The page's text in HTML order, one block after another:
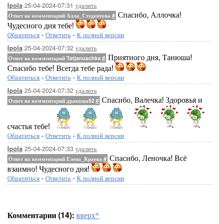
Ipola 25-04-2024-07:31 удалить
Ответ на комментарий Алла_Студентова # Спасибо, Аллочка!
Чудесного дня тебе!
Обратиться - Ответить - К полной версии
Ipola 25-04-2024-07:32 удалить
Ответ на комментарий Tatjanuschka # Приятного дня, Танюша!
Спасибо тебе! Всегда тебе рада!
Обратиться - Ответить - К полной версии
Ipola 25-04-2024-07:32 удалить
Ответ на комментарий дракоша52 # Спасибо, Валечка! Здоровья и
счастья тебе!
Обратиться - Ответить - К полной версии
Ipola 25-04-2024-07:33 удалить
Ответ на комментарий Елена_Краева # Спасибо, Леночка! Всё
взаимно! Чудесного дня!
Обратиться - Ответить - К полной версии
Комментарии (14): вверх^